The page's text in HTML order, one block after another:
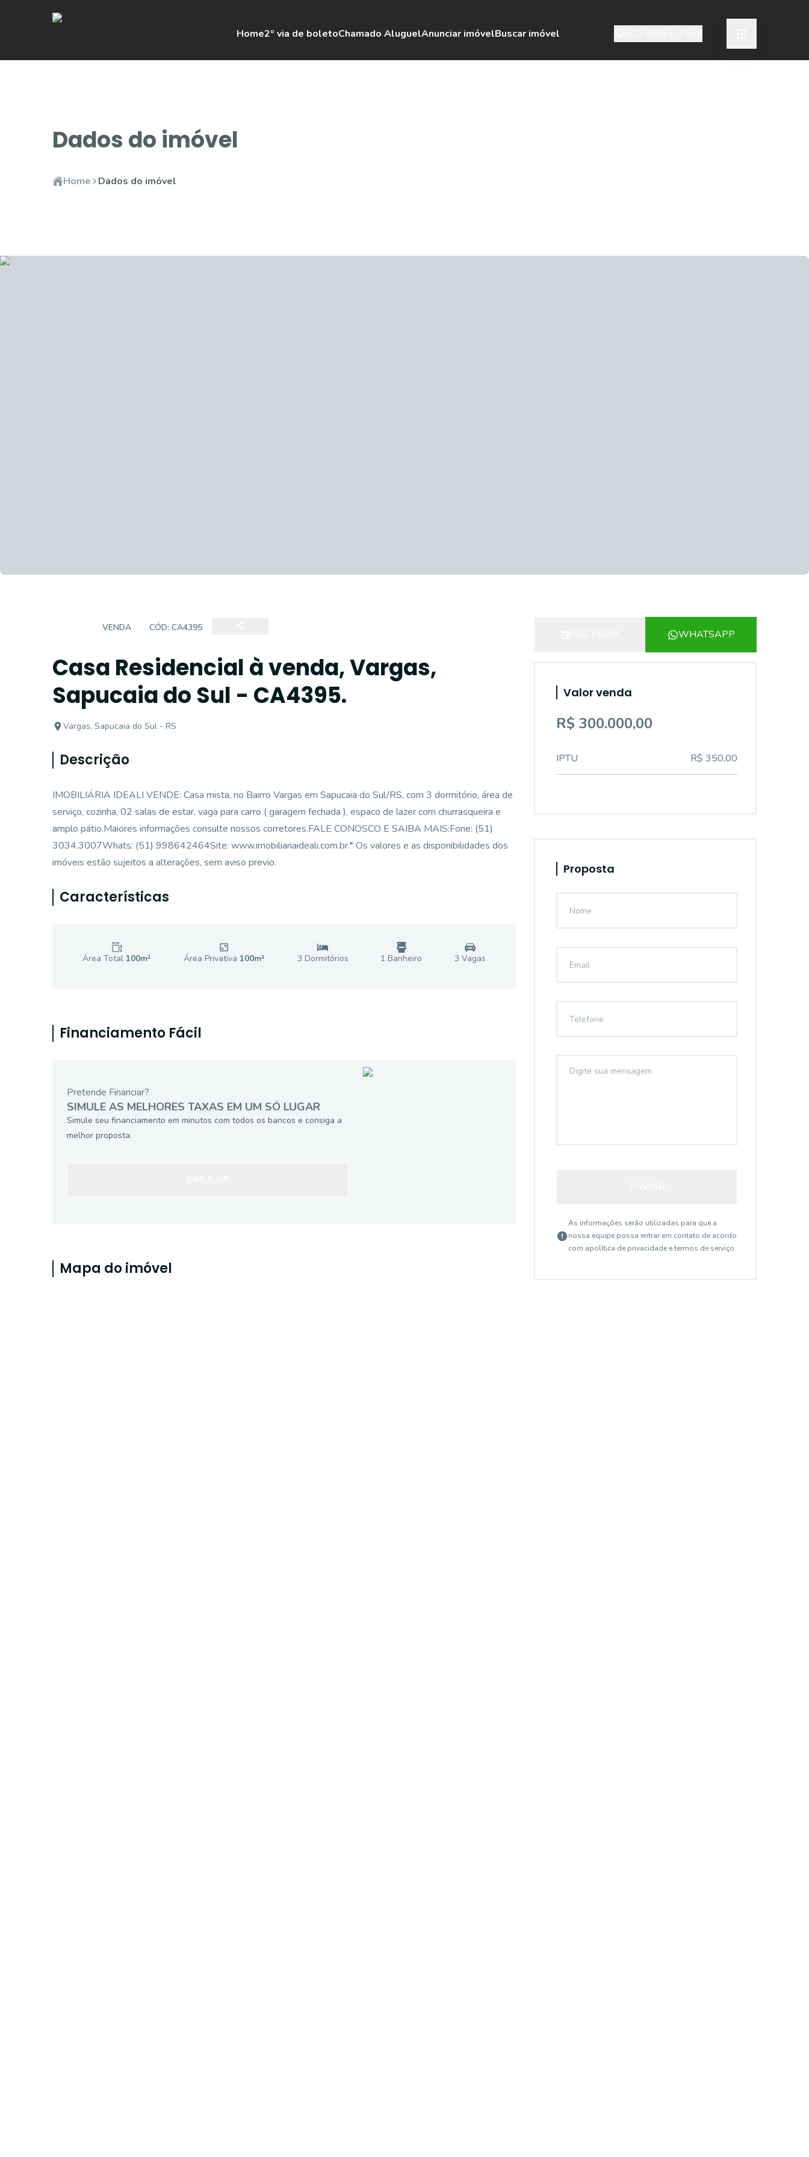
Home2º via de boletoChamado AluguelAnunciar imóvelBuscar imóvel
Dados do imóvel
Home Dados do imóvel
VENDA CÓD: CA4395
Casa Residencial à venda, Vargas,
Sapucaia do Sul - CA4395.
Vargas, Sapucaia do Sul - RS
Descrição
IMOBILIÁRIA IDEALI VENDE: Casa mista, no Bairro Vargas em Sapucaia do Sul/RS, com 3 dormitório, área de
serviço, cozinha, 02 salas de estar, vaga para carro ( garagem fechada ), espaco de lazer com churrasqueira e
amplo pátio.Maiores informações consulte nossos corretores.FALE CONOSCO E SAIBA MAIS:Fone: (51)
3034.3007Whats: (51) 998642464Site: www.imobiliariaideali.com.br.* Os valores e as disponibilidades dos
imóveis estão sujeitos a alterações, sem aviso previo.
Características
Área Total 100m² Área Privativa 100m² 3 Dormitórios 1 Banheiro 3 Vagas
Financiamento Fácil
Pretende Financiar?
SIMULE AS MELHORES TAXAS EM UM SÓ LUGAR
Simule seu financiamento em minutos com todos os bancos e consiga a
melhor proposta.
Mapa do imóvel
WHATSAPP
Valor venda
R$ 300.000,00
IPTU R$ 350,00
Proposta
As informações serão utilizadas para que a
nossa equipe possa entrar em contato de acordo
com apolítica de privacidade e termos de serviço